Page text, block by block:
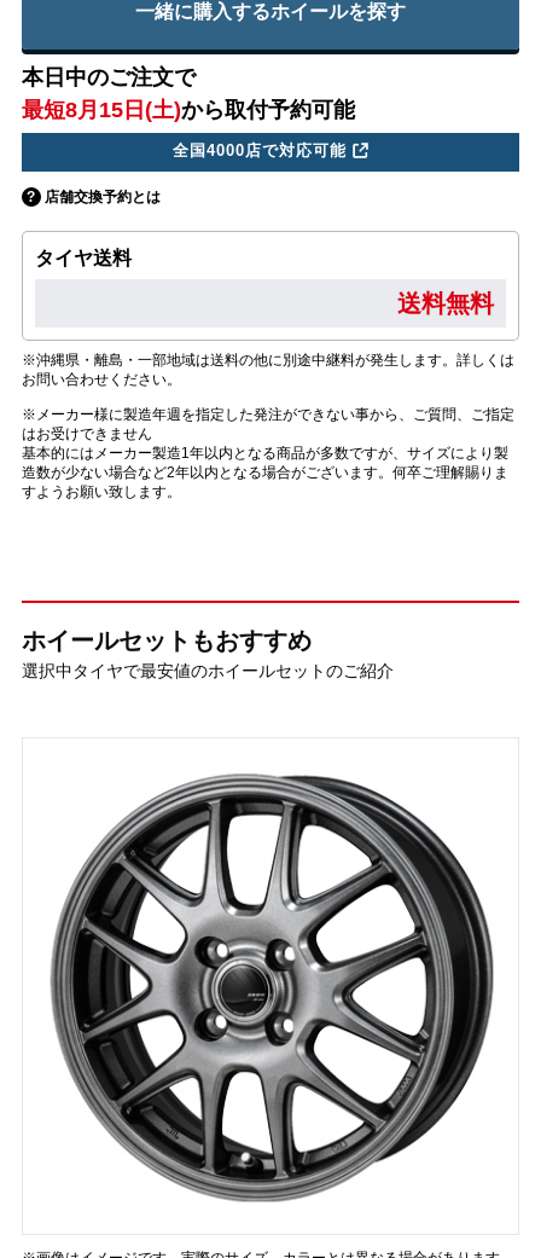
一緒に購入するホイールを探す
本日中のご注文で
最短8月15日(土)から取付予約可能
全国4000店で対応可能
店舗交換予約とは
タイヤ送料
送料無料
※沖縄県・離島・一部地域は送料の他に別途中継料が発生します。詳しくは
お問い合わせください。
※メーカー様に製造年週を指定した発注ができない事から、ご質問、ご指定
はお受けできません
基本的にはメーカー製造1年以内となる商品が多数ですが、サイズにより製
造数が少ない場合など2年以内となる場合がございます。何卒ご理解賜りま
すようお願い致します。
ホイールセットもおすすめ
選択中タイヤで最安値のホイールセットのご紹介